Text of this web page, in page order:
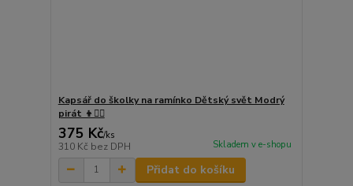
Kapsář do školky na ramínko Dětský svět Modrý
pirát 👦🏴‍☠️
375 Kč/ks
310 Kč bez DPH Skladem v e-shopu
Přidat do košíku